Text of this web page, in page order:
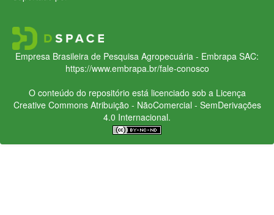
Empresa Brasileira de Pesquisa Agropecuária - Embrapa SAC:
https://www.embrapa.br/fale-conosco
O conteúdo do repositório está licenciado sob a Licença
Creative CommonsAtribuição - NãoComercial - SemDerivações
4.0 Internacional.